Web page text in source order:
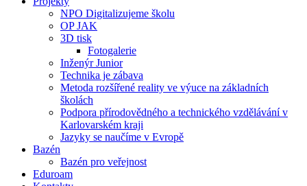
NPO Digitalizujeme školu
OP JAK
3D tisk
Fotogalerie
Inženýr Junior
Technika je zábava
Metoda rozšířené reality ve výuce na základních
školách
Podpora přírodovědného a technického vzdělávání v
Karlovarském kraji
Jazyky se naučíme v Evropě
Bazén
Bazén pro veřejnost
Eduroam